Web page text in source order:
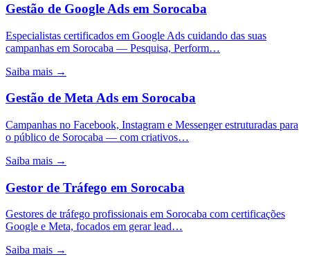
Gestão de Google Ads em Sorocaba
Especialistas certificados em Google Ads cuidando das suas
campanhas em Sorocaba — Pesquisa, Perform…
Saiba mais →
Gestão de Meta Ads em Sorocaba
Campanhas no Facebook, Instagram e Messenger estruturadas para
o público de Sorocaba — com criativos…
Saiba mais →
Gestor de Tráfego em Sorocaba
Gestores de tráfego profissionais em Sorocaba com certificações
Google e Meta, focados em gerar lead…
Saiba mais →